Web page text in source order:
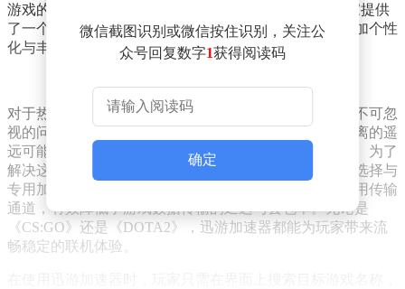
游戏的奇幻世界中。Steam创意工坊的推出，更是为玩家提供
了一个模组开发与分享的自由平台，让游戏体验变得更加个性
化与丰富。
对于热爱竞技类游戏的玩家来说，网络延迟往往是一个不可忽
视的问题。尤其是在跨区域游戏联机时，服务器物理距离的遥
远可能导致操作响应迟缓，影响游戏数据的同步稳定性。为了
解决这个问题，迅游加速器应运而生。它通过智能路由选择与
专用加速节点，为玩家建立起一条通往游戏服务器的专用传输
通道，有效降低了游戏数据传输的延迟与丢包率。无论是
《CS:GO》还是《DOTA2》，迅游加速器都能为玩家带来流
畅稳定的联机体验。
微信截图识别或微信按住识别，关注公
众号回复数字1获得阅读码
确定